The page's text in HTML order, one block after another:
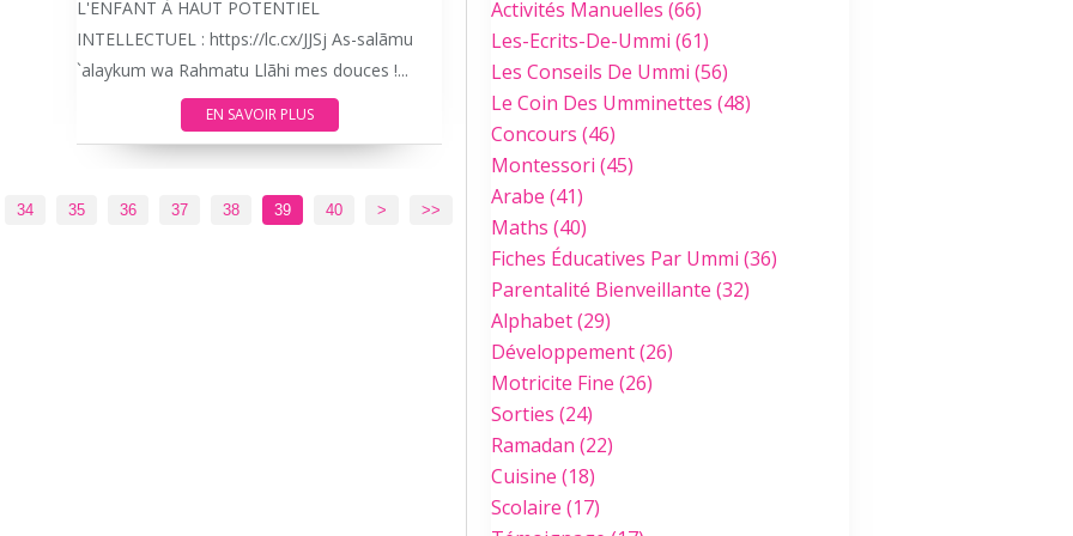
L'ENFANT À HAUT POTENTIEL
INTELLECTUEL : https://lc.cx/JJSj As-salãmu
`alaykum wa Rahmatu Llãhi mes douces !...
EN SAVOIR PLUS
34 35 36 37 38 39 40 50
60
70
80
> >>
Activités Manuelles (66)
Les-Ecrits-De-Ummi (61)
Les Conseils De Ummi (56)
Le Coin Des Umminettes (48)
Concours (46)
Montessori (45)
Arabe (41)
Maths (40)
Fiches Éducatives Par Ummi (36)
Parentalité Bienveillante (32)
Alphabet(29)
Développement(26)
Motricite Fine (26)
Sorties (24)
Ramadan (22)
Cuisine (18)
Scolaire (17)